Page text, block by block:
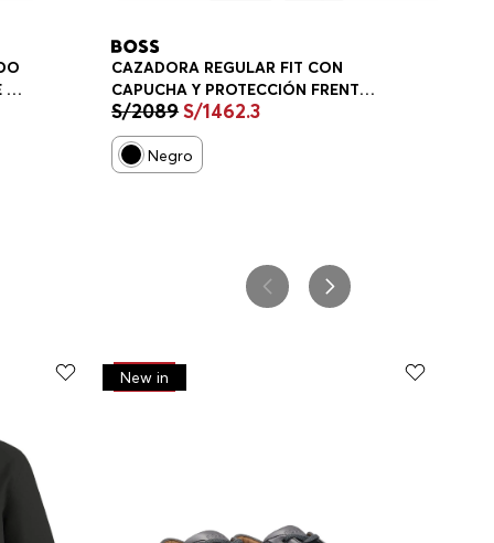
CAZADORA REGULAR FIT CON
CAPUCHA Y PROTECCIÓN FRENTE
A LAS INCLEMENCIAS
METEOROLÓGICAS CHAMARRA
TEJIDA REGULAR FIT HOMBRE
S/2089S/1462.3
Negro
-30%
New in